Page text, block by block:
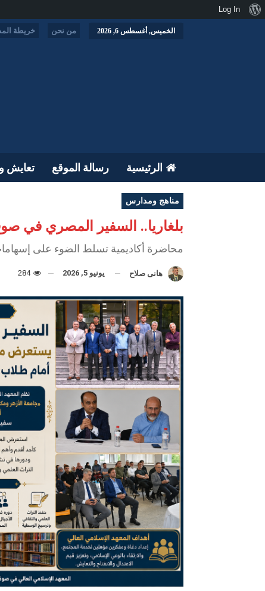
الخميس, أغسطس 6, 2026 من نحن خريطة
الرئيسية رسالة الموقع تعايش
مناهج ومدارس
بلغاريا.. السفير المصري في
محاضرة أكاديمية تسلط الضوء على
هانى صلاح يونيو 5, 2026 284
نبذةLog In